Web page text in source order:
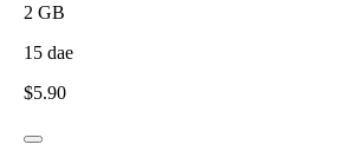
2 GB
15 dae
$5.90